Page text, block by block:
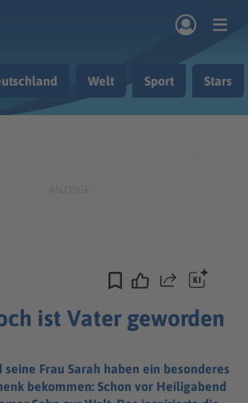
Welt Sport Stars
Teilen
ist Vater geworden
seine Frau Sarah haben ein besonderes
bekommen: Schon vor Heiligabend